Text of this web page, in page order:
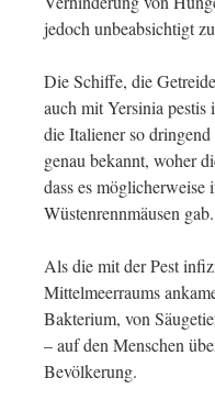
jedoch unbeabsichtigt
Die Schiffe, die
auch mit Yersinia
die Italiener so
genau bekannt, woher
dass es
Wüstenrennmäusen gab.
Als die mit der Pest
Mittelmeerraums
Bakterium, von
– auf den Menschen
Bevölkerung.